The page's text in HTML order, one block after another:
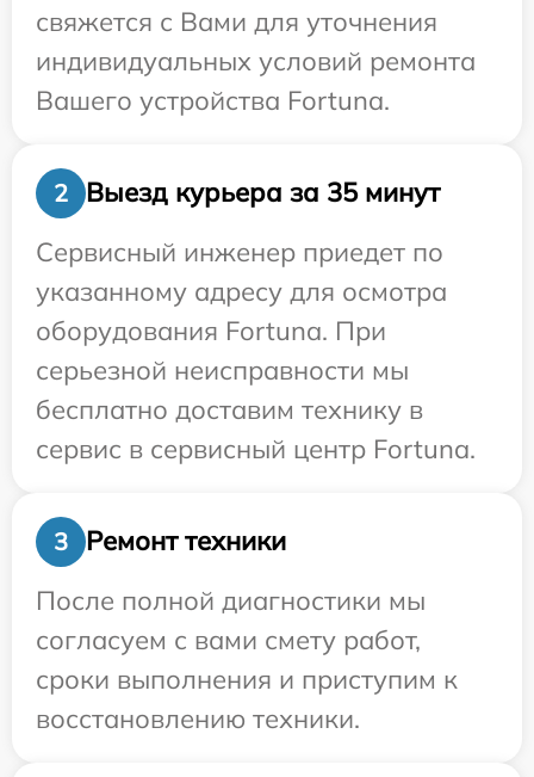
свяжется с Вами для уточнения
индивидуальных условий ремонта
Вашего устройства Fortuna.
2
Выезд курьера за 35 минут
Сервисный инженер приедет по
указанному адресу для осмотра
оборудования Fortuna. При
серьезной неисправности мы
бесплатно доставим технику в
сервис в сервисный центр Fortuna.
3
Ремонт техники
После полной диагностики мы
согласуем с вами смету работ,
сроки выполнения и приступим к
восстановлению техники.